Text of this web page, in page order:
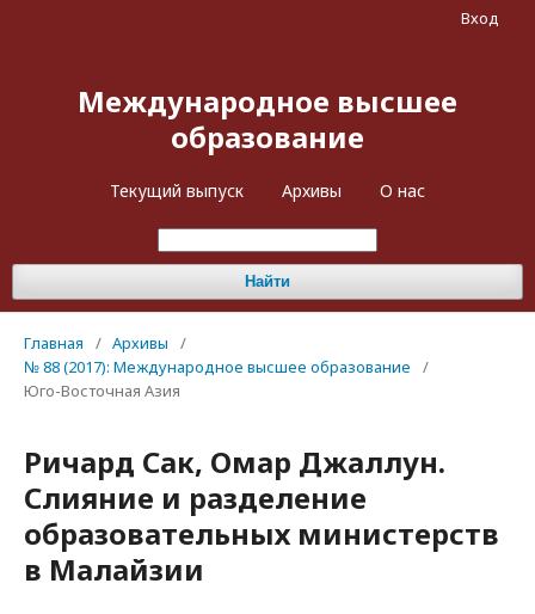
Международное высшее
образование
Текущий выпуск Архивы О нас
Найти
Вход
Главная / Архивы
/
№ 88 (2017): Международное высшее образование
/
Юго-Восточная Азия
Ричард Сак, Омар Джаллун.
Слияние и разделение
образовательных министерств
в Малайзии